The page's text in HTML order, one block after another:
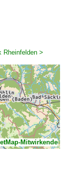
Rheinfelden >
Mitwirkende